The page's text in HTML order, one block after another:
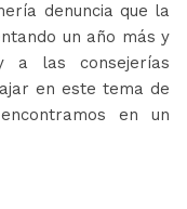
denuncia que la
un año más y
a las consejerías
en este tema de
en un